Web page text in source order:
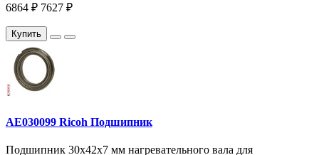
6864 ₽ 7627 ₽
Купить
AE030099 Ricoh Подшипник
Подшипник 30x42x7 мм нагревательного вала для